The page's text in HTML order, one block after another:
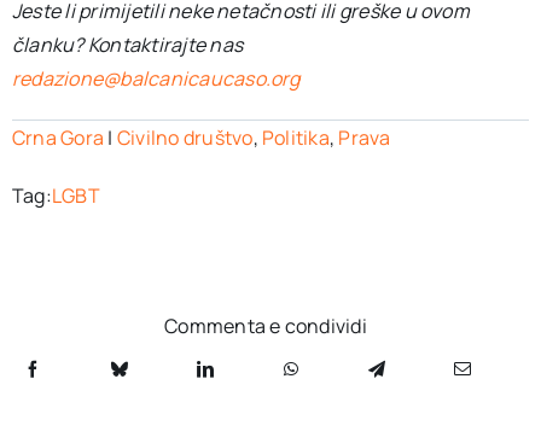
Jeste li primijetili neke netačnosti ili greške u ovom
članku? Kontaktirajte nas
redazione@balcanicaucaso.org
Crna Gora | Civilno društvo, Politika, Prava
Tag:LGBT
Commenta e condividi